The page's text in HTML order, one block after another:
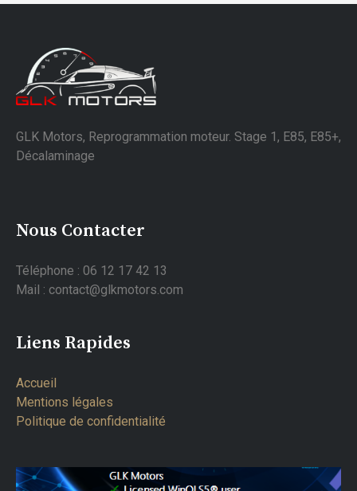
GLK Motors, Reprogrammation moteur. Stage 1, E85, E85+,
Décalaminage
Nous Contacter
Téléphone : 06 12 17 42 13
Mail : contact@glkmotors.com
Liens Rapides
Accueil
Mentions légales
Politique de confidentialité